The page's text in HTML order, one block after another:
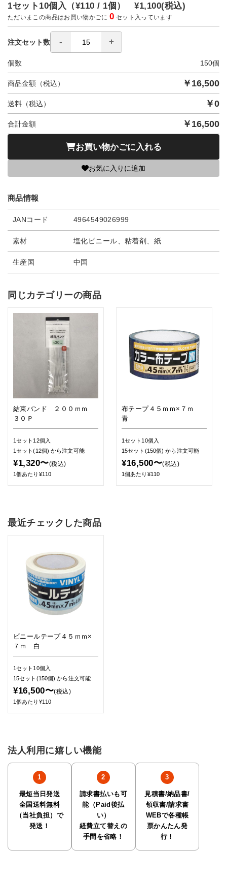
1セット10個入（¥110 / 1個）¥1,100(税込)
ただいまこの商品はお買い物かごに0 セット入っています
注文セット数
個数 150個
商品金額（税込） ￥ 16,500
送料（税込） ￥0
合計金額 ￥ 16,500
お買い物かごに入れる
お気に入りに追加
商品情報
JANコード 4964549026999
素材 塩化ビニール、粘着剤、紙
生産国 中国
同じカテゴリーの商品
結束バンド ２００ｍｍ
３０Ｐ
1セット12個入
1セット(12個)から注文可能
¥1,320〜(税込)
1個あたり¥110
布テープ４５ｍｍ×７ｍ
青
1セット10個入
15セット(150個)から注文可能
¥16,500〜(税込)
1個あたり¥110
最近チェックした商品
ビニールテープ４５ｍｍ×
７ｍ 白
1セット10個入
15セット(150個)から注文可能
¥16,500〜(税込)
1個あたり¥110
法人利用に嬉しい機能
最短当日発送
全国送料無料
（当社負担）で
発送！
請求書払いも可
能（Paid後払
い）
経費立て替えの
手間を省略！
見積書/納品書/
領収書/請求書
WEBで各種帳
票かんたん発
行！